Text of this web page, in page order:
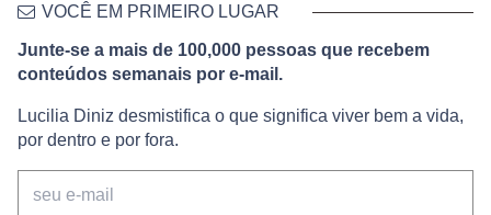
VOCÊ EM PRIMEIRO LUGAR
Junte-se a mais de 100,000 pessoas que recebem
conteúdos semanais por e-mail.
Lucilia Diniz desmistifica o que significa viver bem a vida,
por dentro e por fora.